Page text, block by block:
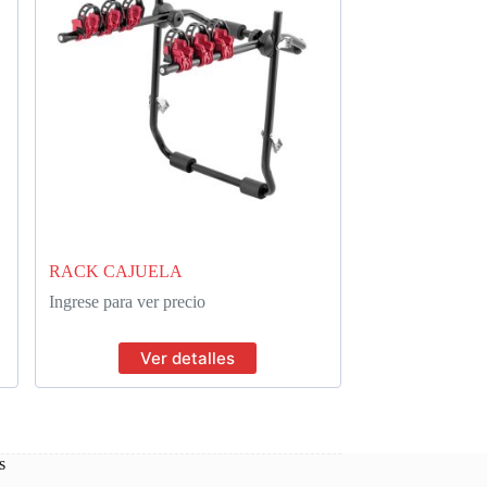
RACK CAJUELA
Ingrese para ver precio
Ver detalles